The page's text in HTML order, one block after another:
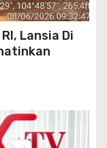
Lansia Di